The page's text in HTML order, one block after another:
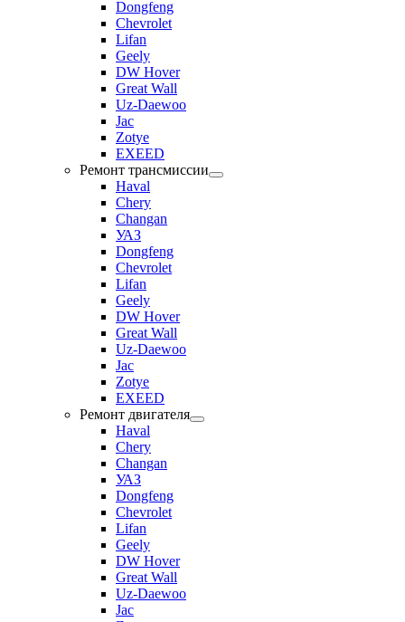
Dongfeng
Chevrolet
Lifan
Geely
DW Hover
Great Wall
Uz-Daewoo
Jac
Zotye
EXEED
Ремонт трансмиссии
Haval
Chery
Changan
УАЗ
Dongfeng
Chevrolet
Lifan
Geely
DW Hover
Great Wall
Uz-Daewoo
Jac
Zotye
EXEED
Ремонт двигателя
Haval
Chery
Changan
УАЗ
Dongfeng
Chevrolet
Lifan
Geely
DW Hover
Great Wall
Uz-Daewoo
Jac